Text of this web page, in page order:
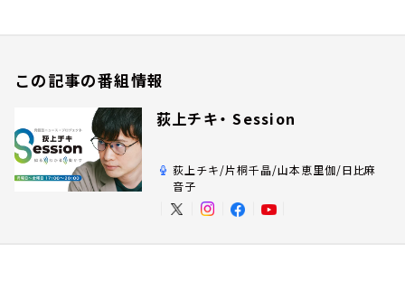
この記事の番組情報
荻上チキ・ Session
荻上チキ/片桐千晶/山本恵里伽/日比麻
音子